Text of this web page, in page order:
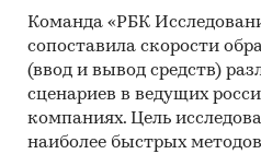
Команда «РБК
сопоставила скорости
(ввод и вывод средств)
сценариев в ведущих
компаниях. Цель
наиболее быстрых